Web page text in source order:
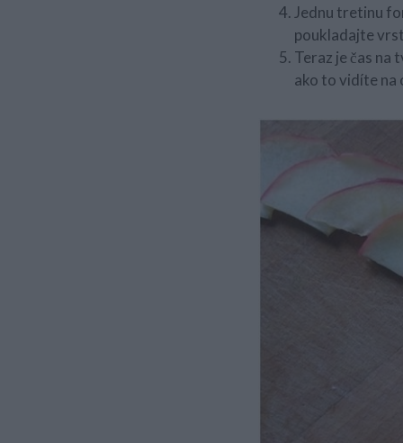
Jednu tretinu
poukladajte
Teraz je čas na
ako to vidíte na